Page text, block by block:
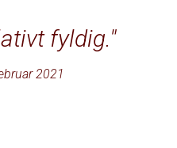
fyldig.
2021